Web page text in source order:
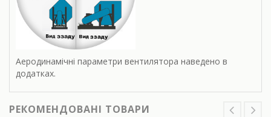
Аеродинамічні параметри вентилятора наведено в
додатках.
РЕКОМЕНДОВАНІ ТОВАРИ